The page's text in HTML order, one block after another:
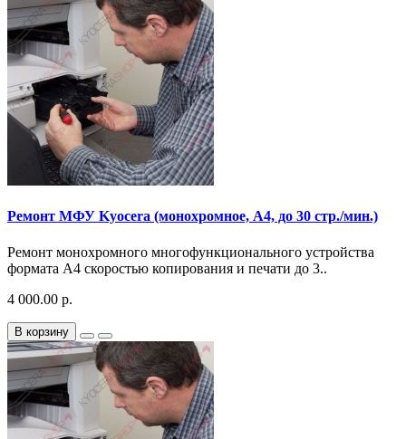
Ремонт МФУ Kyocera (монохромное, A4, до 30 стр./мин.)
Ремонт монохромного многофункционального устройства
формата A4 скоростью копирования и печати до 3..
4 000.00 р.
В корзину